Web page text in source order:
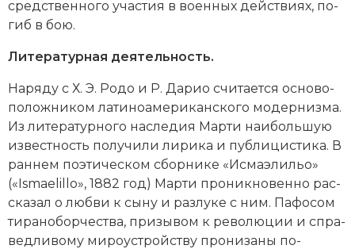
средственного уча­стия в во­енных дей­ст­ви­ях, по­
гиб в бою.
Литературная деятельность.
На­ря­ду с Х. Э. Ро­до и Р. Да­рио счи­та­ет­ся ос­но­во­
по­лож­ни­ком латиноамериканского мо­дер­низ­ма.
Из литературного на­сле­дия Марти наи­боль­шую
из­вест­ность по­лу­чи­ли ли­ри­ка и пуб­ли­ци­сти­ка. В
ран­нем по­этическом сборнике «Ис­ма­эли­льо»
(«Ismaelillo», 1882 год) Марти про­ник­но­вен­но рас­
ска­зал о люб­ви к сы­ну и раз­лу­ке с ним. Па­фо­сом
ти­ра­но­бор­че­ст­ва, при­зы­вом к ре­во­лю­ции и спра­
вед­ли­во­му ми­ро­уст­рой­ст­ву про­ни­за­ны по­